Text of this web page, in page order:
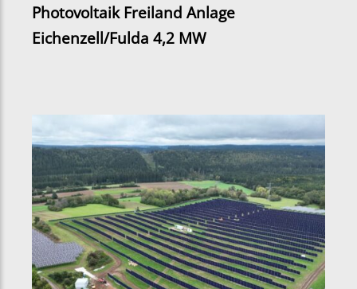
Photovoltaik Freiland Anlage
Eichenzell/Fulda 4,2 MW